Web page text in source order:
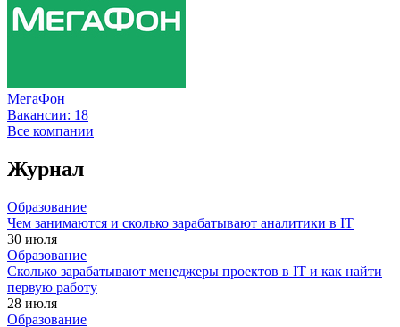
МегаФон
Вакансии: 18
Все компании
Журнал
Образование
Чем занимаются и сколько зарабатывают аналитики в IT
30 июля
Образование
Сколько зарабатывают менеджеры проектов в IT и как найти
первую работу
28 июля
Образование